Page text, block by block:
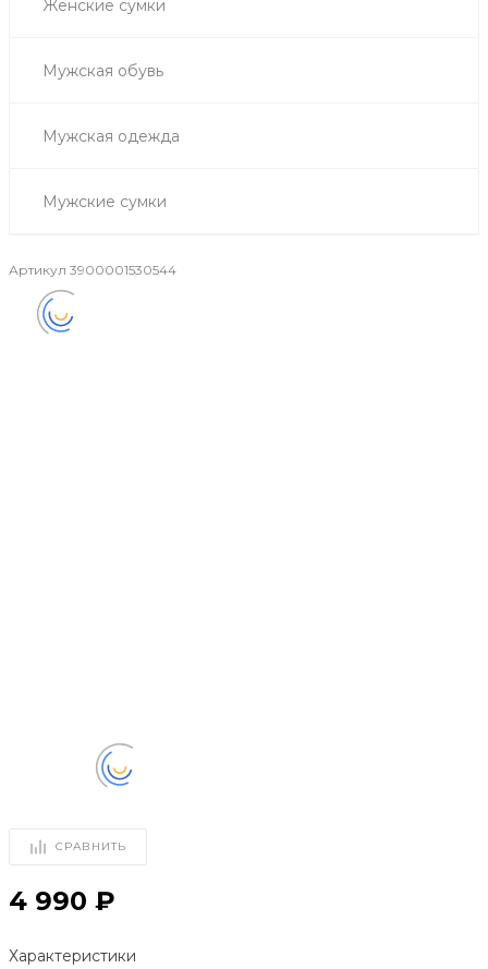
Женские сумки
Мужская обувь
Мужская одежда
Мужские сумки
Артикул 3900001530544
СРАВНИТЬ
4 990 ₽
Характеристики